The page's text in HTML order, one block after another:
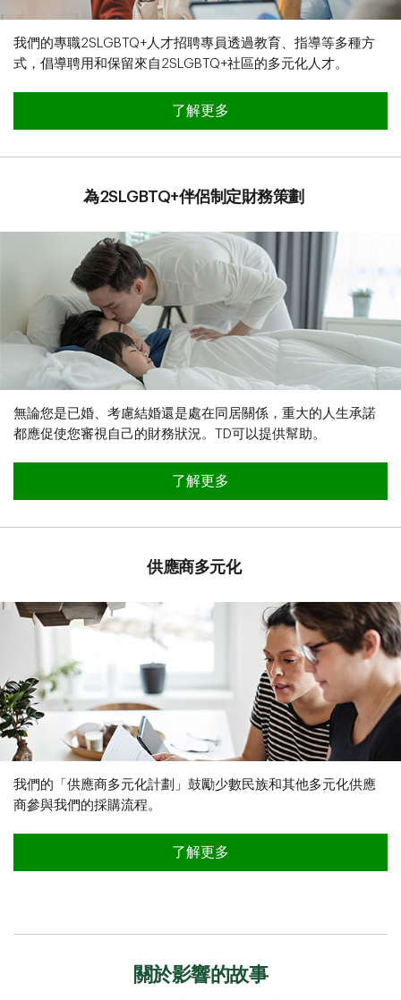
我們的專職2SLGBTQ+人才招聘專員透過教育、指導等多種方
式，倡導聘用和保留來自2SLGBTQ+社區的多元化人才。
關於漸進式職業生涯
了解更多
為2SLGBTQ+伴侶制定財務策劃
無論您是已婚、考慮結婚還是處在同居關係，重大的人生承諾
都應促使您審視自己的財務狀況。TD可以提供幫助。
關於為2SLGBTQ+伴侶制定財務策
了解更多
供應商多元化
我們的「供應商多元化計劃」鼓勵少數民族和其他多元化供應
商參與我們的採購流程。
關於供應商多元化
了解更多
關於影響的故事